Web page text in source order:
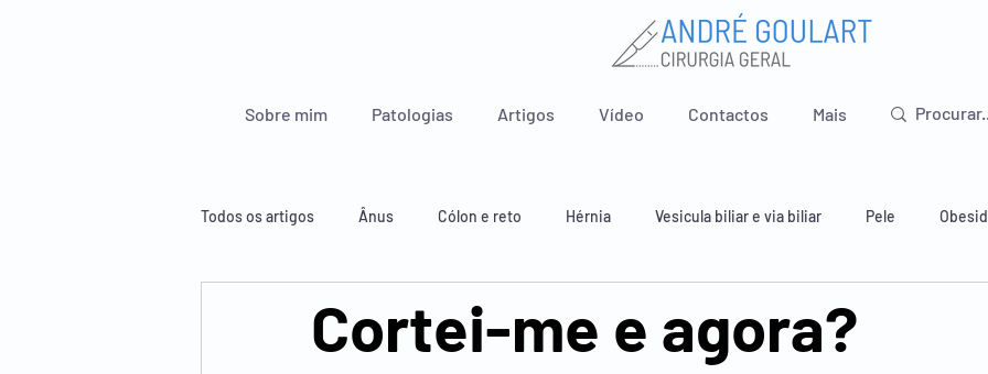
Sobre mim Patologias Artigos Vídeo Contactos Mais
Todos os artigos Ânus Cólon e reto Hérnia Vesicula biliar e via biliar Pele
Glândulas endócrinas Esófago e estômago Apêndice
Cortei-me e agora?